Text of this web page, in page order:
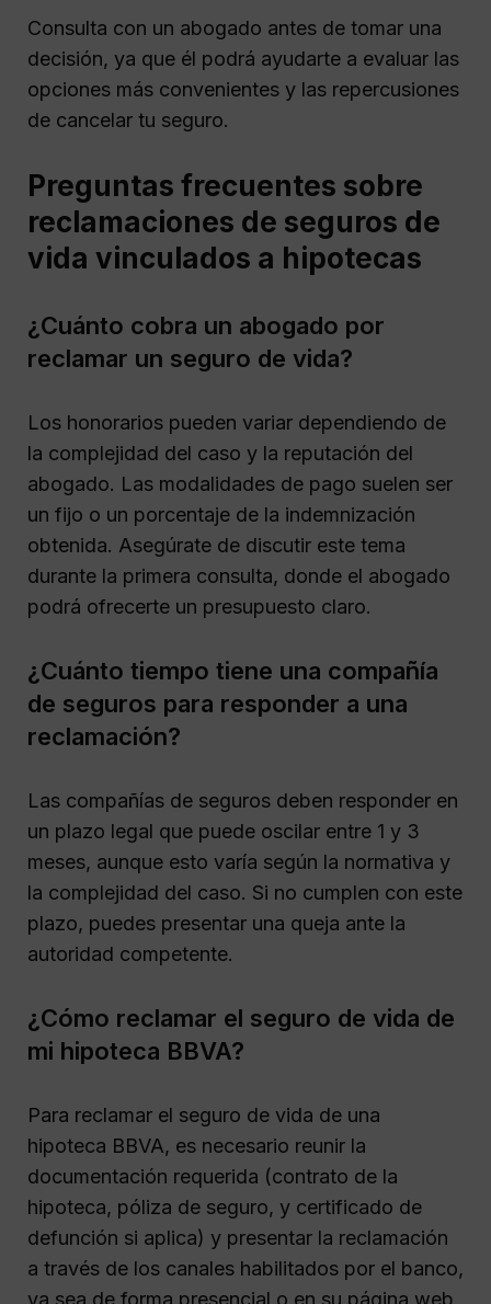
Consulta con un abogado antes de tomar una
decisión, ya que él podrá ayudarte a evaluar las
opciones más convenientes y las repercusiones
de cancelar tu seguro.
Preguntas frecuentes sobre
reclamaciones de seguros de
vida vinculados a hipotecas
¿Cuánto cobra un abogado por
reclamar un seguro de vida?
Los honorarios pueden variar dependiendo de
la complejidad del caso y la reputación del
abogado. Las modalidades de pago suelen ser
un fijo o un porcentaje de la indemnización
obtenida. Asegúrate de discutir este tema
durante la primera consulta, donde el abogado
podrá ofrecerte un presupuesto claro.
¿Cuánto tiempo tiene una compañía
de seguros para responder a una
reclamación?
Las compañías de seguros deben responder en
un plazo legal que puede oscilar entre 1 y 3
meses, aunque esto varía según la normativa y
la complejidad del caso. Si no cumplen con este
plazo, puedes presentar una queja ante la
autoridad competente.
¿Cómo reclamar el seguro de vida de
mi hipoteca BBVA?
Para reclamar el seguro de vida de una
hipoteca BBVA, es necesario reunir la
documentación requerida (contrato de la
hipoteca, póliza de seguro, y certificado de
defunción si aplica) y presentar la reclamación
a través de los canales habilitados por el banco,
ya sea de forma presencial o en su página web.